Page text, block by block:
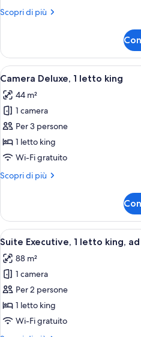
letto
Scopri di più
Altri
Executive,
letto
Apri
tutte
le
foto
per
Camera
Deluxe,
letto
6
Camera Deluxe, 1 letto king
44 m²
1 camera
Per 3 persone
1 letto king
Wi-Fi gratuito
Scopri di più
Altri
Deluxe,
letto
Apri
tutte
le
foto
per
Suite
Executive,
5
Suite Executive, 1 letto king,
88 m²
1 camera
Per 2 persone
1 letto king
Wi-Fi gratuito